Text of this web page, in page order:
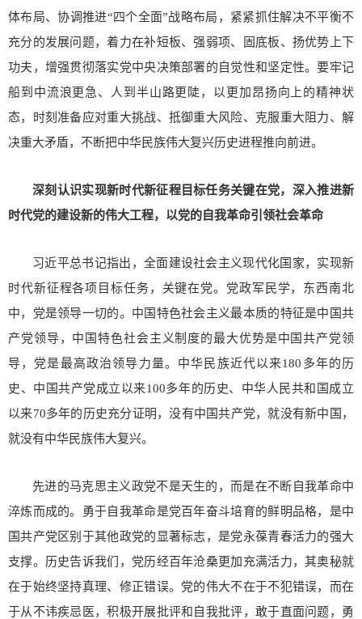
体布局、协调推进“四个全面”战略布局，紧紧抓住解决不平衡不
充分的发展问题，着力在补短板、强弱项、固底板、扬优势上下
功夫，增强贯彻落实党中央决策部署的自觉性和坚定性。要牢记
船到中流浪更急、人到半山路更陡，以更加昂扬向上的精神状
态，时刻准备应对重大挑战、抵御重大风险、克服重大阻力、解
决重大矛盾，不断把中华民族伟大复兴历史进程推向前进。
深刻认识实现新时代新征程目标任务关键在党，深入推进新
时代党的建设新的伟大工程，以党的自我革命引领社会革命
习近平总书记指出，全面建设社会主义现代化国家，实现新
时代新征程各项目标任务，关键在党。党政军民学，东西南北
中，党是领导一切的。中国特色社会主义最本质的特征是中国共
产党领导，中国特色社会主义制度的最大优势是中国共产党领
导，党是最高政治领导力量。中华民族近代以来180多年的历
史、中国共产党成立以来100多年的历史、中华人民共和国成立
以来70多年的历史充分证明，没有中国共产党，就没有新中国，
就没有中华民族伟大复兴。
先进的马克思主义政党不是天生的，而是在不断自我革命中
淬炼而成的。勇于自我革命是党百年奋斗培育的鲜明品格，是中
国共产党区别于其他政党的显著标志，是党永葆青春活力的强大
支撑。历史告诉我们，党历经百年沧桑更加充满活力，其奥秘就
在于始终坚持真理、修正错误。党的伟大不在于不犯错误，而在
于从不讳疾忌医，积极开展批评和自我批评，敢于直面问题，勇